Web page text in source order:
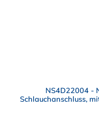
NS4D22004 -
Schlauchanschluss,